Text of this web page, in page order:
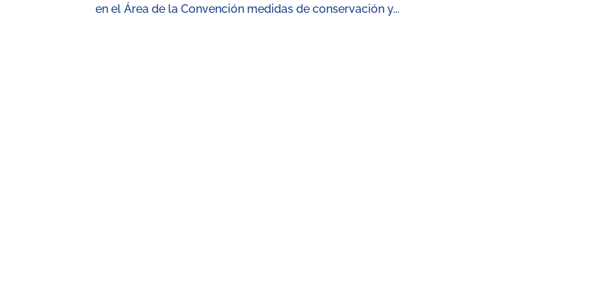
en el Área de la Convención medidas de conservación y...